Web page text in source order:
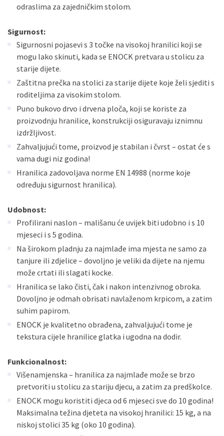
odraslima za zajedničkim stolom.
Sigurnost:
Sigurnosni pojasevi s 3 točke na visokoj hranilici koji se
mogu lako skinuti, kada se ENOCK pretvara u stolicu za
starije dijete.
Zaštitna prečka na stolici za starije dijete koje želi sjediti s
roditeljima za visokim stolom.
Puno bukovo drvo i drvena ploča, koji se koriste za
proizvodnju hranilice, konstrukciji osiguravaju iznimnu
izdržljivost.
Zahvaljujući tome, proizvod je stabilan i čvrst – ostat će s
vama dugi niz godina!
Hranilica zadovoljava norme EN 14988 (norme koje
određuju sigurnost hranilica).
Udobnost:
Profilirani naslon – mališanu će uvijek biti udobno i s 10
mjeseci i s 5 godina.
Na širokom pladnju za najmlađe ima mjesta ne samo za
tanjure ili zdjelice – dovoljno je veliki da dijete na njemu
može crtati ili slagati kocke.
Hranilica se lako čisti, čak i nakon intenzivnog obroka.
Dovoljno je odmah obrisati navlaženom krpicom, a zatim
suhim papirom.
ENOCK je kvalitetno obrađena, zahvaljujući tome je
tekstura cijele hranilice glatka i ugodna na dodir.
Funkcionalnost:
Višenamjenska – hranilica za najmlađe može se brzo
pretvoriti u stolicu za stariju djecu, a zatim za predškolce.
ENOCK mogu koristiti djeca od 6 mjeseci sve do 10 godina!
Maksimalna težina djeteta na visokoj hranilici: 15 kg, a na
niskoj stolici 35 kg (oko 10 godina).